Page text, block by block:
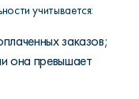
учитывается:
заказов;
она превышает